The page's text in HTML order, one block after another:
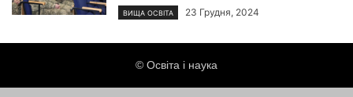
ВИЩА ОСВІТА 23 Грудня, 2024
© Освіта і наука